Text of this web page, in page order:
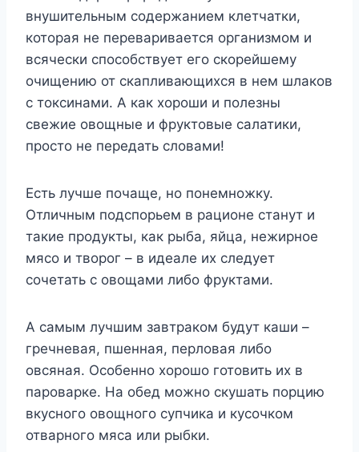
внушительным содержанием клетчатки,
которая не переваривается организмом и
всячески способствует его скорейшему
очищению от скапливающихся в нем шлаков
с токсинами. А как хороши и полезны
свежие овощные и фруктовые салатики,
просто не передать словами!
Есть лучше почаще, но понемножку.
Отличным подспорьем в рационе станут и
такие продукты, как рыба, яйца, нежирное
мясо и творог – в идеале их следует
сочетать с овощами либо фруктами.
А самым лучшим завтраком будут каши –
гречневая, пшенная, перловая либо
овсяная. Особенно хорошо готовить их в
пароварке. На обед можно скушать порцию
вкусного овощного супчика и кусочком
отварного мяса или рыбки.